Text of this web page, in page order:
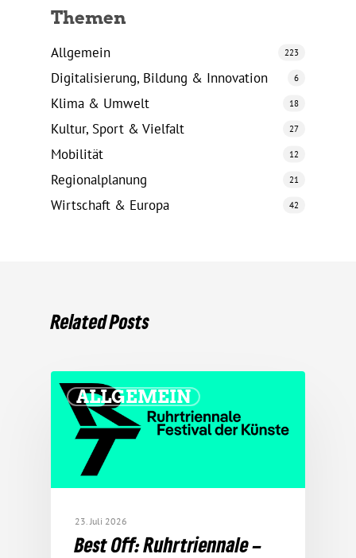
Themen
Allgemein 223
Digitalisierung, Bildung & Innovation 6
Klima & Umwelt 18
Kultur, Sport & Vielfalt 27
Mobilität 12
Regionalplanung 21
Wirtschaft & Europa 42
Related Posts
ALLGEMEIN
23. Juli 2026
Best Off: Ruhr­tri­en­nale –